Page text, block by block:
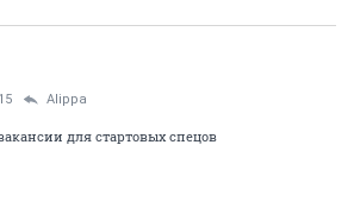
Alippa
для стартовых спецов